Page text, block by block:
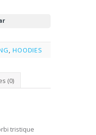
, HOODIES
(0)
tristique